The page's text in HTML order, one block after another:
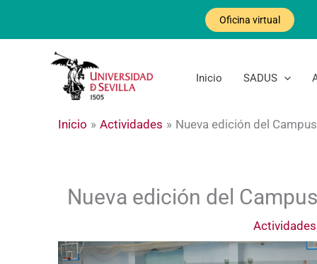
Oficina virtual
Inicio SADUS
Inicio Actividades Nueva edición del
Nueva edición del
Actividades